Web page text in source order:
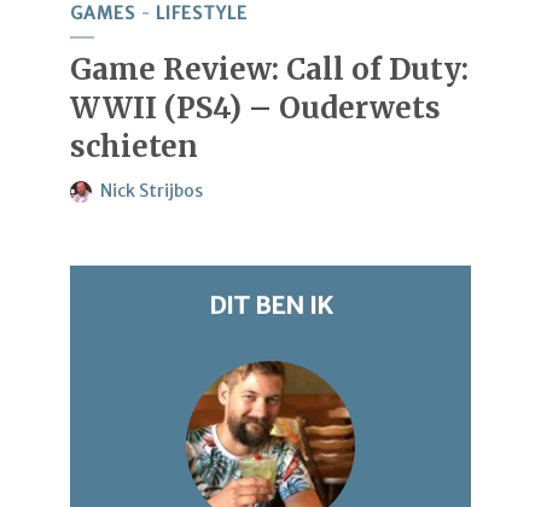
GAMES LIFESTYLE
Game Review: Call of Duty:
WWII (PS4) – Ouderwets
schieten
Nick Strijbos
DIT BEN IK